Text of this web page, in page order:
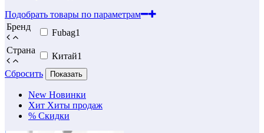
Подобрать товары по параметрам
Бренд
Fubag1
Страна
Китай1
Сбросить
Показать
New Новинки
Хит Хиты продаж
% Скидки